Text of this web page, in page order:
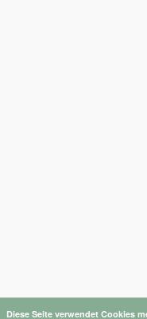
Diese Seite verwendet Cookies